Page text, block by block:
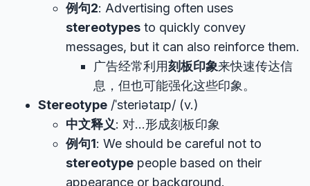
例句2: Advertising often uses
stereotypes to quickly convey
messages, but it can also reinforce them.
广告经常利用刻板印象来快速传达信
息，但也可能强化这些印象。
Stereotype /ˈsteriətaɪp/ (v.)
中文释义: 对…形成刻板印象
例句1: We should be careful not to
stereotype people based on their
appearance or background.